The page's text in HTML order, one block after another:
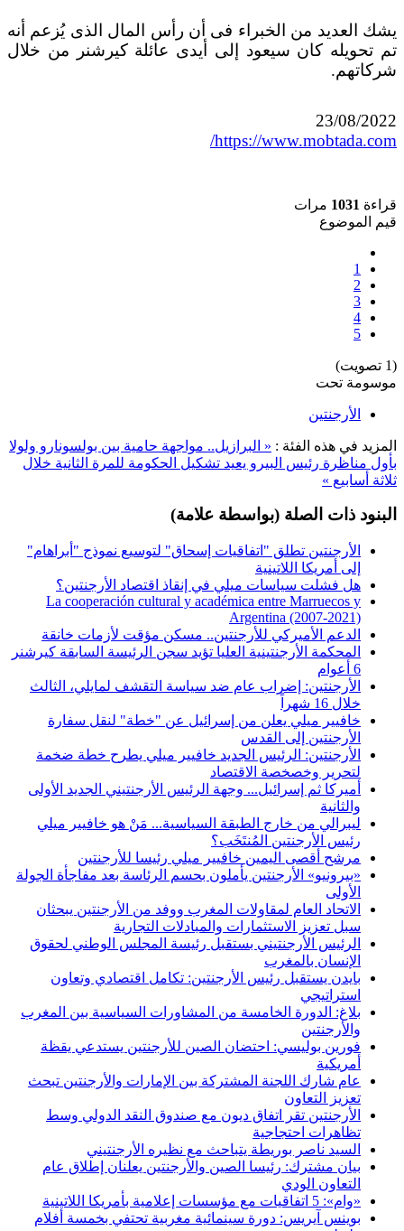
يشك العديد من الخبراء فى أن رأس المال الذى يُزعم أنه
تم تحويله كان سيعود إلى أيدى عائلة كيرشنر من خلال
شركاتهم.
23/08/2022
https://www.mobtada.com/
قراءة 1031 مرات
قيم الموضوع
1
2
3
4
5
(1 تصويت)
موسومة تحت
الأرجنتين
المزيد في هذه الفئة : « البرازيل.. مواجهة حامية بين بولسونارو ولولا
بأول مناظرة رئيس البيرو يعيد تشكيل الحكومة للمرة الثانية خلال
ثلاثة أسابيع »
البنود ذات الصلة (بواسطة علامة)
الأرجنتين تطلق "اتفاقيات إسحاق" لتوسيع نموذج "أبراهام"
إلى أمريكا اللاتينية
هل فشلت سياسات ميلي في إنقاذ اقتصاد الأرجنتين؟
La cooperación cultural y académica entre Marruecos y
Argentina (2007-2021)
الدعم الأميركي للأرجنتين.. مسكن مؤقت لأزمات خانقة
المحكمة الأرجنتينية العليا تؤيد سجن الرئيسة السابقة كيرشنر
6 أعوام
الأرجنتين: إضراب عام ضد سياسة التقشف لمايلي، الثالث
خلال 16 شهراً
خافيير ميلي يعلن من إسرائيل عن "خطة" لنقل سفارة
الأرجنتين إلى القدس
الأرجنتين: الرئيس الجديد خافيير ميلي يطرح خطة ضخمة
لتحرير وخصخصة الاقتصاد
أميركا ثم إسرائيل... وجهة الرئيس الأرجنتيني الجديد الأولى
والثانية
ليبرالي من خارج الطبقة السياسية... مَنْ هو خافيير ميلي
رئيس الأرجنتين المُنتَخَب؟
مرشح أقصى اليمين خافيير ميلي رئيسا للأرجنتين
«بيرونيو» الأرجنتين يأملون بحسم الرئاسة بعد مفاجأة الجولة
الأولى
الاتحاد العام لمقاولات المغرب ووفد من الأرجنتين يبحثان
سبل تعزيز الاستثمارات والمبادلات التجارية
الرئيس الأرجنتيني بستقبل رئيسة المجلس الوطني لحقوق
الإنسان بالمغرب
بايدن يستقبل رئيس الأرجنتين: تكامل اقتصادي وتعاون
استراتيجي
بلاغ: الدورة الخامسة من المشاورات السياسية بين المغرب
والأرجنتين
فورين بوليسي: احتضان الصين للأرجنتين يستدعي يقظة
أمريكية
عام شارك اللجنة المشتركة بين الإمارات والأرجنتين تبحث
تعزيز التعاون
الأرجنتين تقر اتفاق ديون مع صندوق النقد الدولي وسط
تظاهرات احتجاجية
السيد ناصر بوريطة يتباحث مع نظيره الأرجنتيني
بيان مشترك: رئيسا الصين والأرجنتين يعلنان إطلاق عام
التعاون الودي
«وام»: 5 اتفاقيات مع مؤسسات إعلامية بأمريكا اللاتينية
بوينس آيريس: دورة سينمائية مغربية تحتفي بخمسة أفلام